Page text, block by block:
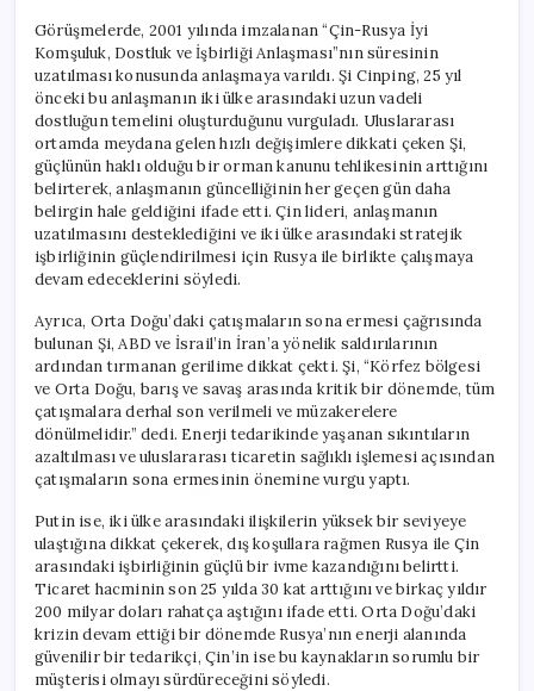
Görüşmelerde, 2001 yılında imzalanan “Çin-Rusya İyi
Komşuluk, Dostluk ve İşbirliği Anlaşması”nın süresinin
uzatılması konusunda anlaşmaya varıldı. Şi Cinping, 25 yıl
önceki bu anlaşmanın iki ülke arasındaki uzun vadeli
dostluğun temelini oluşturduğunu vurguladı. Uluslararası
ortamda meydana gelen hızlı değişimlere dikkati çeken Şi,
güçlünün haklı olduğu bir orman kanunu tehlikesinin arttığını
belirterek, anlaşmanın güncelliğinin her geçen gün daha
belirgin hale geldiğini ifade etti. Çin lideri, anlaşmanın
uzatılmasını desteklediğini ve iki ülke arasındaki stratejik
işbirliğinin güçlendirilmesi için Rusya ile birlikte çalışmaya
devam edeceklerini söyledi.
Ayrıca, Orta Doğu’daki çatışmaların sona ermesi çağrısında
bulunan Şi, ABD ve İsrail’in İran’a yönelik saldırılarının
ardından tırmanan gerilime dikkat çekti. Şi, “Körfez bölgesi
ve Orta Doğu, barış ve savaş arasında kritik bir dönemde, tüm
çatışmalara derhal son verilmeli ve müzakerelere
dönülmelidir.” dedi. Enerji tedarikinde yaşanan sıkıntıların
azaltılması ve uluslararası ticaretin sağlıklı işlemesi açısından
çatışmaların sona ermesinin önemine vurgu yaptı.
Putin ise, iki ülke arasındaki ilişkilerin yüksek bir seviyeye
ulaştığına dikkat çekerek, dış koşullara rağmen Rusya ile Çin
arasındaki işbirliğinin güçlü bir ivme kazandığını belirtti.
Ticaret hacminin son 25 yılda 30 kat arttığını ve birkaç yıldır
200 milyar doları rahatça aştığını ifade etti. Orta Doğu’daki
krizin devam ettiği bir dönemde Rusya’nın enerji alanında
güvenilir bir tedarikçi, Çin’in ise bu kaynakların sorumlu bir
müşterisi olmayı sürdüreceğini söyledi.